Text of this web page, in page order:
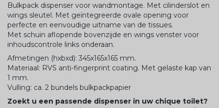
Bulkpack dispenser voor wandmontage. Met cilinderslot en
wings sleutel. Met geïntegreerde ovale opening voor
perfecte en eenvoudige uitname van de tissues.
Met schuin aflopende bovenzijde en wings venster voor
inhoudscontrole links onderaan.
Afmetingen (hxbxd): 345x165x165 mm.
Materiaal: RVS anti-fingerprint coating. Met gelaste kap van
1 mm.
Vulling: ca. 2 bundels bulkpackpapier
Zoekt u een passende dispenser in uw chique toilet?